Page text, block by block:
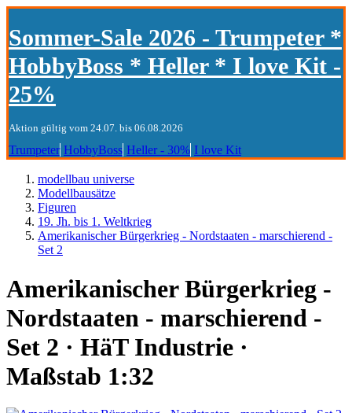
Sommer-Sale 2026 - Trumpeter *
HobbyBoss * Heller * I love Kit -
25%
Aktion gültig vom 24.07. bis 06.08.2026
Trumpeter HobbyBoss Heller - 30% I love Kit
modellbau universe
Modellbausätze
Figuren
19. Jh. bis 1. Weltkrieg
Amerikanischer Bürgerkrieg - Nordstaaten - marschierend -
Set 2
Amerikanischer Bürgerkrieg -
Nordstaaten - marschierend -
Set 2 · HäT Industrie ·
Maßstab 1:32